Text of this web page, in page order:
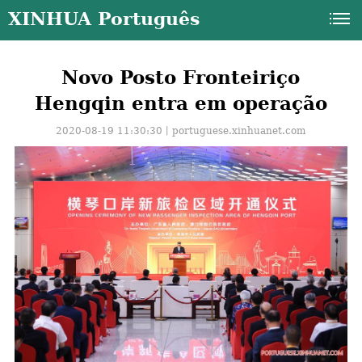
XINHUA Português
Novo Posto Fronteiriço
Hengqin entra em operação
2020-08-19 11:30:30丨portuguese.xinhuanet.com